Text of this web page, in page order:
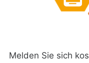
Melden Sie sich